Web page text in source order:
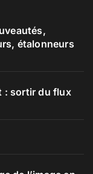
étalonneurs
: sortir du flux